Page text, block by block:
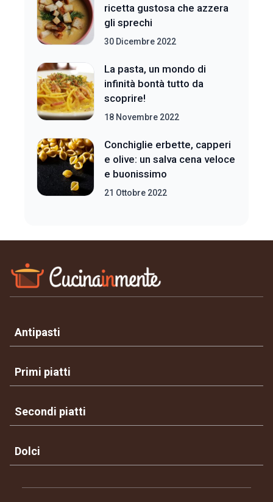
ricetta gustosa che azzera
gli sprechi
30 Dicembre 2022
La pasta, un mondo di
infinità bontà tutto da
scoprire!
18 Novembre 2022
Conchiglie erbette, capperi
e olive: un salva cena veloce
e buonissimo
21 Ottobre 2022
Antipasti
Primi piatti
Secondi piatti
Dolci